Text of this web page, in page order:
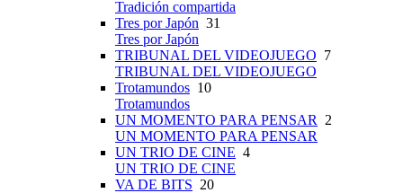
Tradición compartida
Tres por Japón 31
Tres por Japón
TRIBUNAL DEL VIDEOJUEGO 7
TRIBUNAL DEL VIDEOJUEGO
Trotamundos 10
Trotamundos
UN MOMENTO PARA PENSAR 2
UN MOMENTO PARA PENSAR
UN TRIO DE CINE 4
UN TRIO DE CINE
VA DE BITS 20